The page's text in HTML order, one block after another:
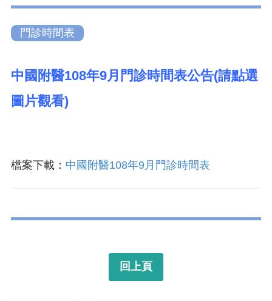
門診時間表
中國附醫108年9月門診時間表公告(請點選
圖片觀看)
檔案下載： 中國附醫108年9月門診時間表
回上頁